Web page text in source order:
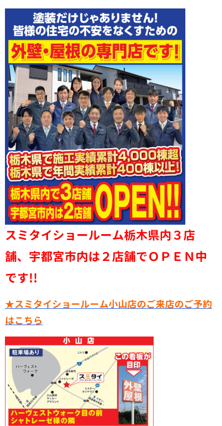
スミタイショールーム栃木県内３店
舗、宇都宮市内は２店舗でＯＰＥＮ中
です!!
★スミタイショールーム小山店のご来店のご予約
はこちら